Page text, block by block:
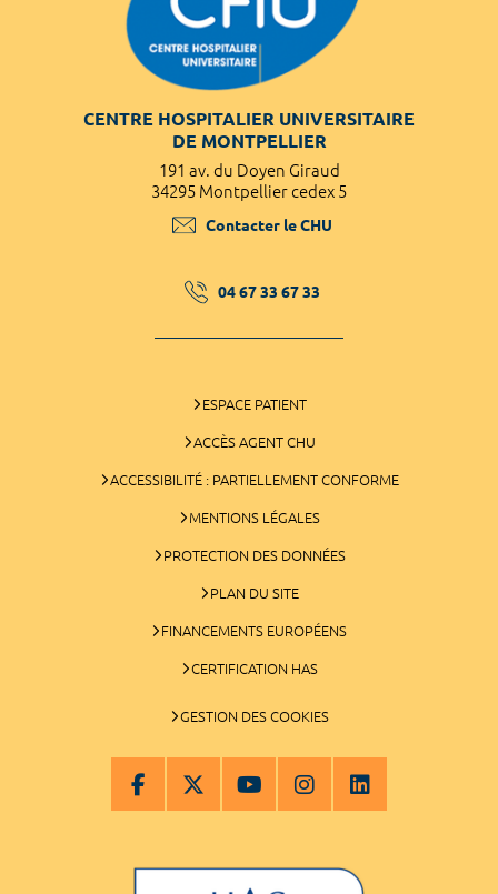
CENTRE HOSPITALIER UNIVERSITAIRE
DE MONTPELLIER
191 av. du Doyen Giraud
34295 Montpellier cedex 5
Contacter le CHU
04 67 33 67 33
ESPACE PATIENT
ACCÈS AGENT CHU
ACCESSIBILITÉ : PARTIELLEMENT CONFORME
MENTIONS LÉGALES
PROTECTION DES DONNÉES
PLAN DU SITE
FINANCEMENTS EUROPÉENS
CERTIFICATION HAS
GESTION DES COOKIES